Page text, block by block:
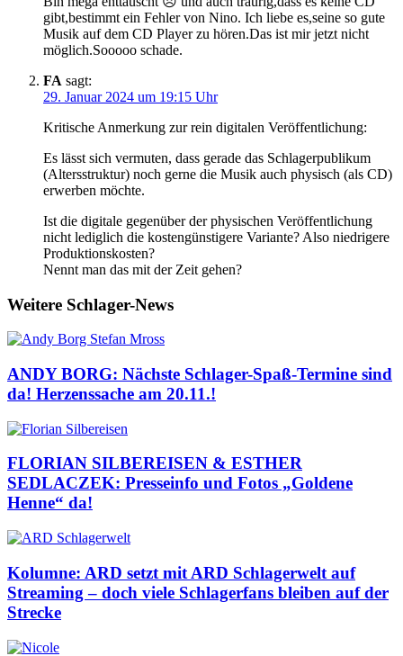
gibt,bestimmt ein Fehler von Nino. Ich liebe es,seine so gute
Musik auf dem CD Player zu hören.Das ist mir jetzt nicht
möglich.Sooooo schade.
FA sagt:
29. Januar 2024 um 19:15 Uhr
Kritische Anmerkung zur rein digitalen Veröffentlichung:
Es lässt sich vermuten, dass gerade das Schlagerpublikum
(Altersstruktur) noch gerne die Musik auch physisch (als CD)
erwerben möchte.
Ist die digitale gegenüber der physischen Veröffentlichung
nicht lediglich die kostengünstigere Variante? Also niedrigere
Produktionskosten?
Nennt man das mit der Zeit gehen?
Weitere Schlager-News
ANDY BORG: Nächste Schlager-Spaß-Termine sind
da! Herzenssache am 20.11.!
FLORIAN SILBEREISEN & ESTHER
SEDLACZEK: Presseinfo und Fotos „Goldene
Henne“ da!
Kolumne: ARD setzt mit ARD Schlagerwelt auf
Streaming – doch viele Schlagerfans bleiben auf der
Strecke